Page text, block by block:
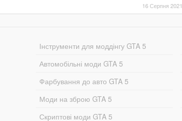
16 Серпня 2021
Інструменти для моддінгу GTA 5
Автомобільні моди GTA 5
Фарбування до авто GTA 5
Моди на зброю GTA 5
Скриптові моди GTA 5